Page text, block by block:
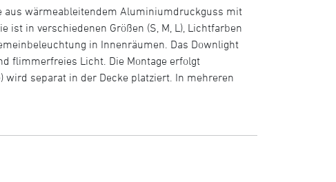
aus wärmeableitendem Aluminiumdruckguss mit
in verschiedenen Größen (S, M, L), Lichtfarben
in Innenräumen. Das Downlight
flimmerfreies Licht. Die Montage erfolgt
wird separat in der Decke platziert. In mehreren